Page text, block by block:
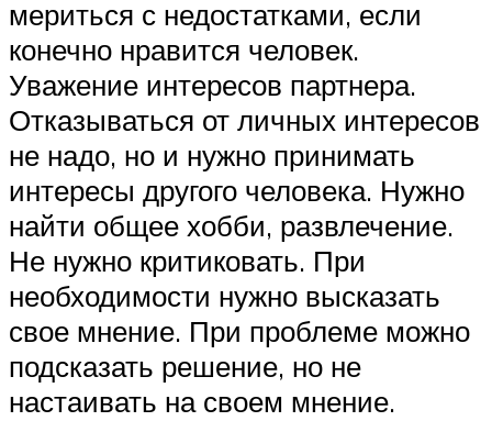
мериться с недостатками, если
конечно нравится человек.
Уважение интересов партнера.
Отказываться от личных интересов
не надо, но и нужно принимать
интересы другого человека. Нужно
найти общее хобби, развлечение.
Не нужно критиковать. При
необходимости нужно высказать
свое мнение. При проблеме можно
подсказать решение, но не
настаивать на своем мнение.